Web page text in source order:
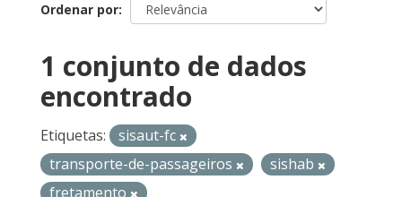
Ordenar por
1 conjunto de dados
encontrado
Etiquetas:
sisaut-fc
transporte-de-passageiros
sishab
fretamento